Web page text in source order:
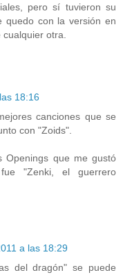
pero sí tuvieron su
quedo con la versión en
otra.
18:16
canciones que se
con "Zoids".
Openings que me gustó
"Zenki, el guerrero
a las 18:29
del dragón" se puede